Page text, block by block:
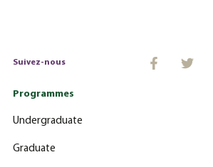
Suivez-nous
Programmes
Undergraduate
Graduate